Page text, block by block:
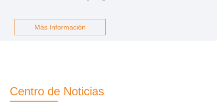
Más Información
Centro de Noticias